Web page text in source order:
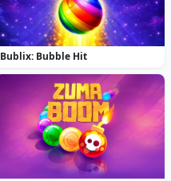
Bublix: Bubble Hit